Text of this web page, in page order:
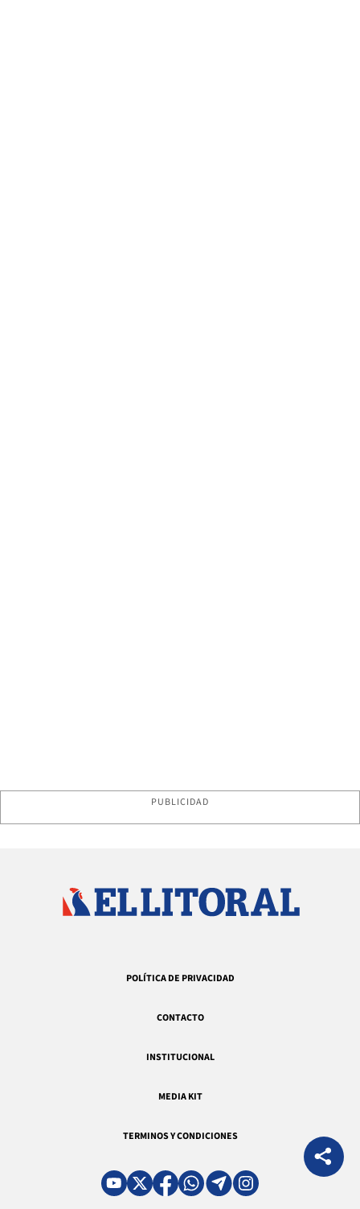
PUBLICIDAD
POLÍTICA DE PRIVACIDAD
CONTACTO
INSTITUCIONAL
MEDIA KIT
TERMINOS Y CONDICIONES